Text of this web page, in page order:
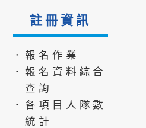
註冊資訊
．報名作業
．報名資料綜合
查詢
．各項目人隊數
統計